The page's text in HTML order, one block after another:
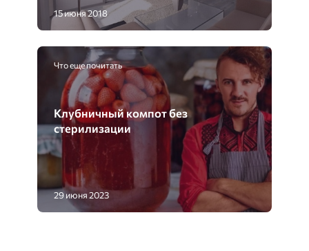
15 июня 2018
Что еще почитать
Клубничный компот без
стерилизации
29 июня 2023